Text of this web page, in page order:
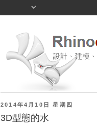
2014年4月10日 星期四
3D型態的水